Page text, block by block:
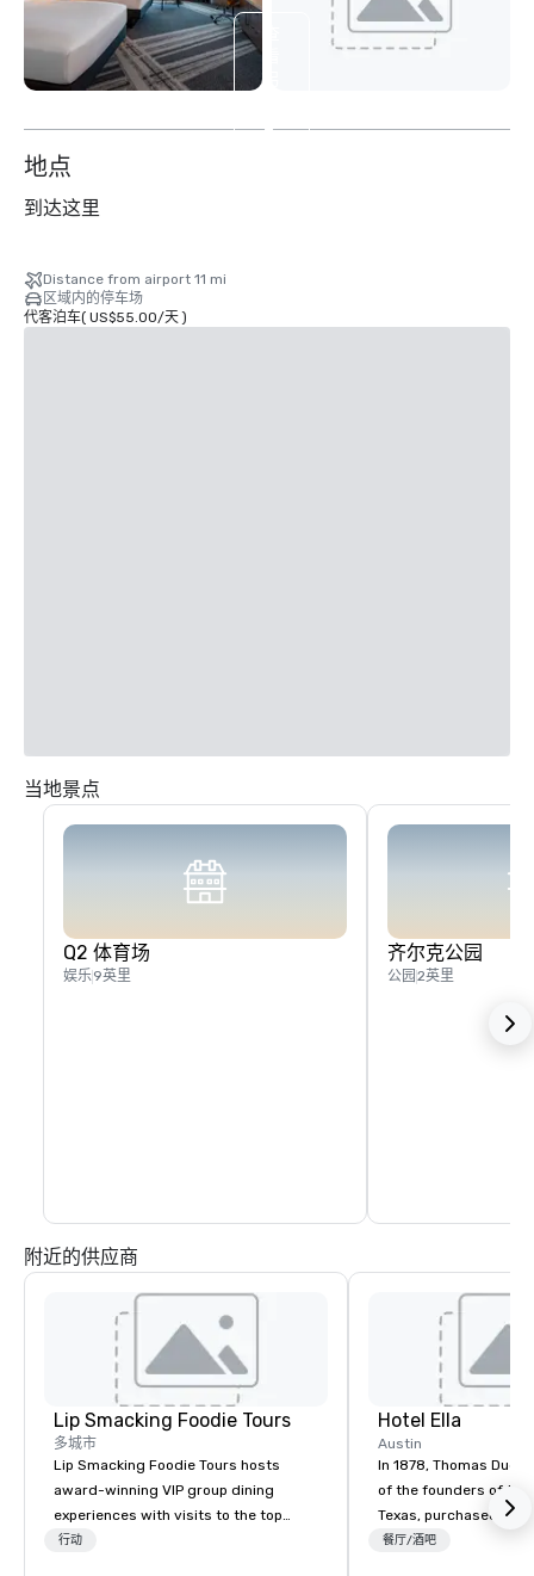
2
地点
到达这里
Distance from airport 11 mi
区域内的停车场
代客泊车( US$55.00/天)
当地景点
Q2 体育场
娱乐9英里
齐尔克公园
公园 2英里
附近的供应商
Lip Smacking Foodie Tours
多城市
Lip Smacking Foodie Tours hosts
award-winning VIP group dining
experiences with visits to the top
restaurants throughout the United
行动
Hotel Ella
Austin
In 1878, Thomas
of the founders of the
Texas, purchased the
Hotel Ella now sits.
餐厅/酒吧